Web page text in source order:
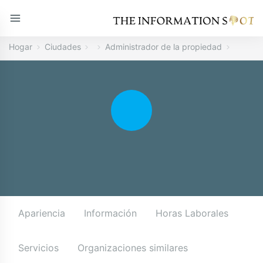
Hogar Ciudades Administrador de la propiedad
Apariencia Información Horas Laborales
Servicios Organizaciones similares